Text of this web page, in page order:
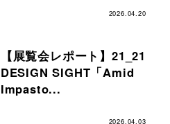
2026.04.20
【展覧会レポート】21_21
DESIGN SIGHT「Amid
Impasto...
2026.04.03